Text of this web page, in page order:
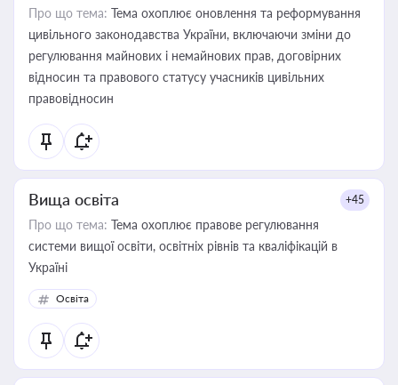
Про що тема: Тема охоплює оновлення та реформування
цивільного законодавства України, включаючи зміни до
регулювання майнових і немайнових прав, договірних
відносин та правового статусу учасників цивільних
правовідносин
Вища освіта +45
Про що тема: Тема охоплює правове регулювання
системи вищої освіти, освітніх рівнів та кваліфікацій в
Україні
Освіта